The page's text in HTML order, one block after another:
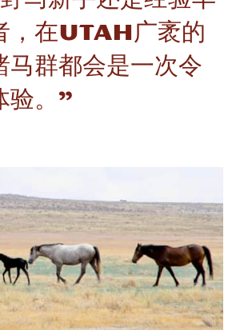
，在Utah广袤的
马群都会是一次令
验。”